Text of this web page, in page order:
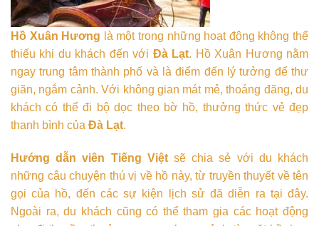
Hồ Xuân Hương là một trong những hoạt động không thể
thiếu khi du khách đến với Đà Lạt. Hồ Xuân Hương nằm
ngay trung tâm thành phố và là điểm đến lý tưởng để thư
giãn, ngắm cảnh. Với không gian mát mẻ, thoáng đãng, du
khách có thể đi bộ dọc theo bờ hồ, thưởng thức vẻ đẹp
thanh bình của Đà Lạt.
Hướng dẫn viên Tiếng Việtsẽ chia sẻ với du khách
những câu chuyện thú vị về hồ này, từ truyền thuyết về tên
gọi của hồ, đến các sự kiện lịch sử đã diễn ra tại đây.
Ngoài ra, du khách cũng có thể tham gia các hoạt động